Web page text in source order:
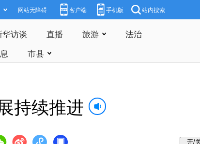
网站无障碍 客户端 手机版 站内搜索
华访谈 直播 旅游
法治
市县
持续推进